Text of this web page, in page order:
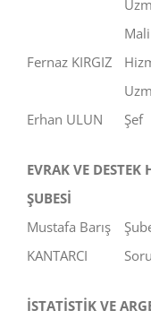
Fernaz KIRGIZ
Mali
Erhan ULUN Şef
EVRAK VE DESTEK
ŞUBESİ
Mustafa Barış
KANTARCI
İSTATİSTİK VE